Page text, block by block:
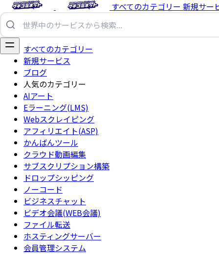
すべてのカテゴリー 新規サー
すべてのカテゴリー
新規サービス
ブログ
人気のカテゴリー
AIアート
Eラーニング(LMS)
Webスクレイピング
アフィリエイト(ASP)
かんばんツール
クラウド動画編集
サブスクリプション構築
ドロップシッピング
ノーコード
ビジネスチャット
ビデオ会議(WEB会議)
ファイル転送
ホスティングサーバー
会員管理システム